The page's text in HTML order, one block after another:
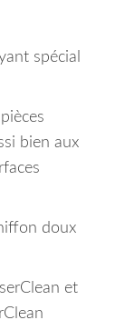
spécial
bien aux
doux
et